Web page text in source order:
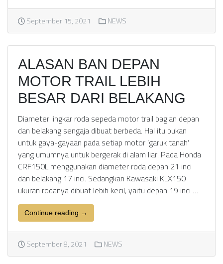
September 15, 2021 NEWS
ALASAN BAN DEPAN
MOTOR TRAIL LEBIH
BESAR DARI BELAKANG
Diameter lingkar roda sepeda motor trail bagian depan
dan belakang sengaja dibuat berbeda. Hal itu bukan
untuk gaya-gayaan pada setiap motor ‘garuk tanah’
yang umumnya untuk bergerak di alam liar. Pada Honda
CRF150L menggunakan diameter roda depan 21 inci
dan belakang 17 inci. Sedangkan Kawasaki KLX150
ukuran rodanya dibuat lebih kecil, yaitu depan 19 inci …
Continue reading →
September 8, 2021 NEWS